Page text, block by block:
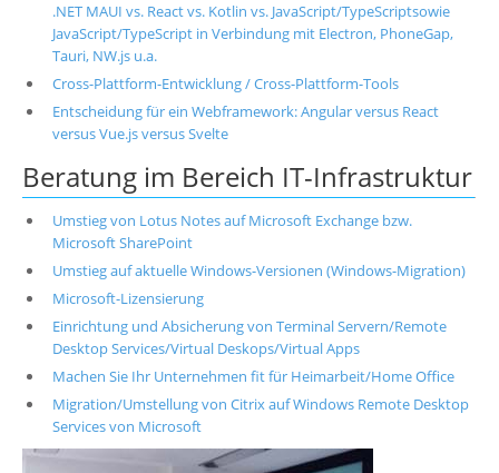
.NET MAUI vs. React vs. Kotlin vs. JavaScript/TypeScriptsowie
JavaScript/TypeScript in Verbindung mit Electron, PhoneGap,
Tauri, NW.js u.a.
Cross-Plattform-Entwicklung / Cross-Plattform-Tools
Entscheidung für ein Webframework: Angular versus React
versus Vue.js versus Svelte
Beratung im Bereich IT-Infrastruktur
Umstieg von Lotus Notes auf Microsoft Exchange bzw.
Microsoft SharePoint
Umstieg auf aktuelle Windows-Versionen (Windows-Migration)
Microsoft-Lizensierung
Einrichtung und Absicherung von Terminal Servern/Remote
Desktop Services/Virtual Deskops/Virtual Apps
Machen Sie Ihr Unternehmen fit für Heimarbeit/Home Office
Migration/Umstellung von Citrix auf Windows Remote Desktop
Services von Microsoft